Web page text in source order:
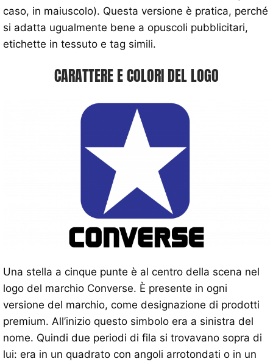
caso, in maiuscolo). Questa versione è pratica, perché
si adatta ugualmente bene a opuscoli pubblicitari,
etichette in tessuto e tag simili.
CARATTERE E COLORI DEL LOGO
Una stella a cinque punte è al centro della scena nel
logo del marchio Converse. È presente in ogni
versione del marchio, come designazione di prodotti
premium. All’inizio questo simbolo era a sinistra del
nome. Quindi due periodi di fila si trovavano sopra di
lui: era in un quadrato con angoli arrotondati o in un